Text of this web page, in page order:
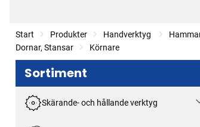
Start Produkter Handverktyg
Dornar, Stansar
Körnare
Sortiment
Skärande- och hållande verktyg